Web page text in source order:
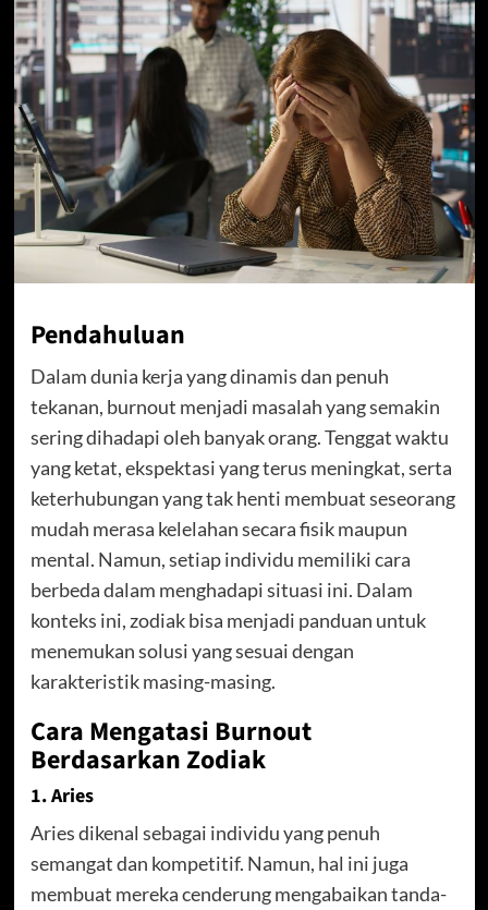
Pendahuluan
Dalam dunia kerja yang dinamis dan penuh
tekanan, burnout menjadi masalah yang semakin
sering dihadapi oleh banyak orang. Tenggat waktu
yang ketat, ekspektasi yang terus meningkat, serta
keterhubungan yang tak henti membuat seseorang
mudah merasa kelelahan secara fisik maupun
mental. Namun, setiap individu memiliki cara
berbeda dalam menghadapi situasi ini. Dalam
konteks ini, zodiak bisa menjadi panduan untuk
menemukan solusi yang sesuai dengan
karakteristik masing-masing.
Cara Mengatasi Burnout
Berdasarkan Zodiak
1. Aries
Aries dikenal sebagai individu yang penuh
semangat dan kompetitif. Namun, hal ini juga
membuat mereka cenderung mengabaikan tanda-